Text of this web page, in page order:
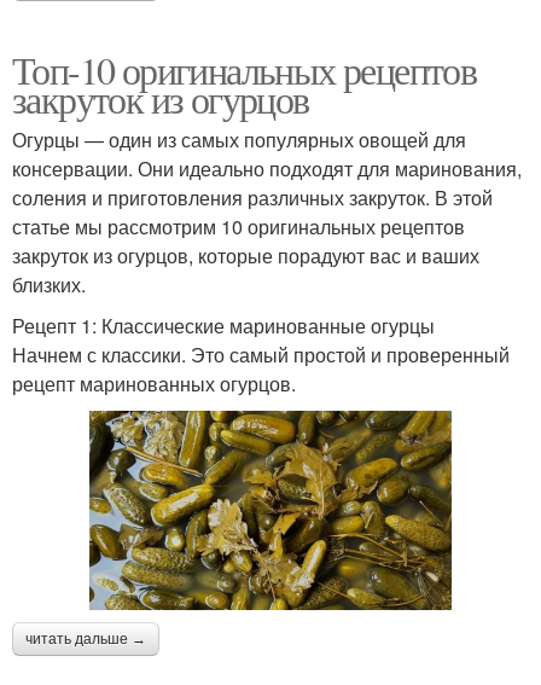
Топ-10 оригинальных рецептов
закруток из огурцов
Огурцы — один из самых популярных овощей для
консервации. Они идеально подходят для маринования,
соления и приготовления различных закруток. В этой
статье мы рассмотрим 10 оригинальных рецептов
закруток из огурцов, которые порадуют вас и ваших
близких.
Рецепт 1: Классические маринованные огурцы
Начнем с классики. Это самый простой и проверенный
рецепт маринованных огурцов.
читать дальше →